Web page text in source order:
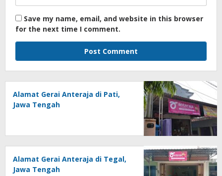
Save my name, email, and website in this browser
for the next time I comment.
Alamat Gerai Anteraja di Pati,
Jawa Tengah
Alamat Gerai Anteraja di Tegal,
Jawa Tengah